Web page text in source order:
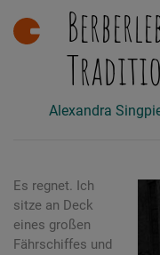
Alexandra
Es regnet. Ich
sitze an Deck
eines großen
Fährschiffes und